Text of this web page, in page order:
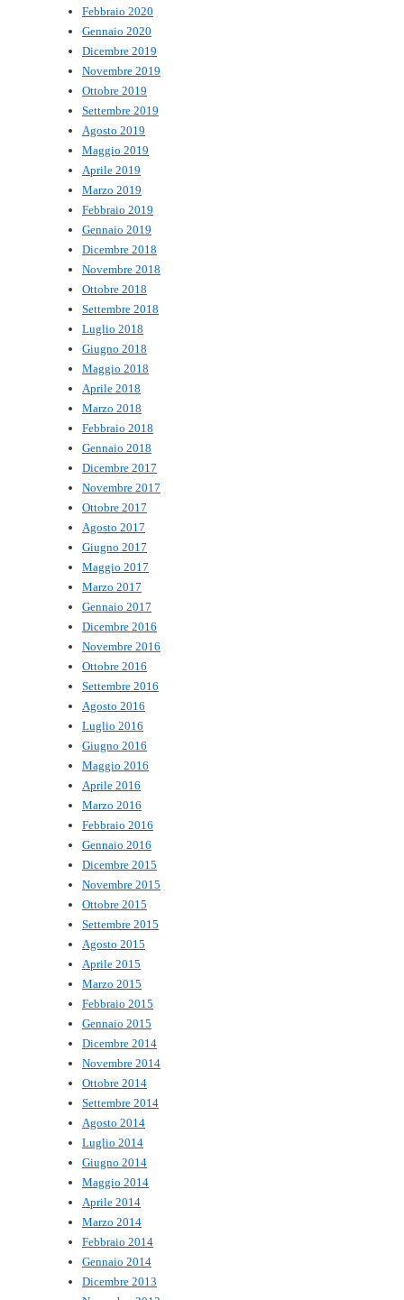
Febbraio 2020
Gennaio 2020
Dicembre 2019
Novembre 2019
Ottobre 2019
Settembre 2019
Agosto 2019
Maggio 2019
Aprile 2019
Marzo 2019
Febbraio 2019
Gennaio 2019
Dicembre 2018
Novembre 2018
Ottobre 2018
Settembre 2018
Luglio 2018
Giugno 2018
Maggio 2018
Aprile 2018
Marzo 2018
Febbraio 2018
Gennaio 2018
Dicembre 2017
Novembre 2017
Ottobre 2017
Agosto 2017
Giugno 2017
Maggio 2017
Marzo 2017
Gennaio 2017
Dicembre 2016
Novembre 2016
Ottobre 2016
Settembre 2016
Agosto 2016
Luglio 2016
Giugno 2016
Maggio 2016
Aprile 2016
Marzo 2016
Febbraio 2016
Gennaio 2016
Dicembre 2015
Novembre 2015
Ottobre 2015
Settembre 2015
Agosto 2015
Aprile 2015
Marzo 2015
Febbraio 2015
Gennaio 2015
Dicembre 2014
Novembre 2014
Ottobre 2014
Settembre 2014
Agosto 2014
Luglio 2014
Giugno 2014
Maggio 2014
Aprile 2014
Marzo 2014
Febbraio 2014
Gennaio 2014
Dicembre 2013